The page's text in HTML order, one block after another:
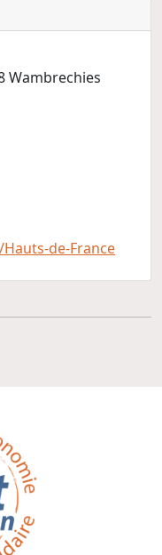
Wambrechies
de-France